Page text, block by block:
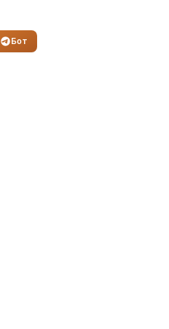
Бот